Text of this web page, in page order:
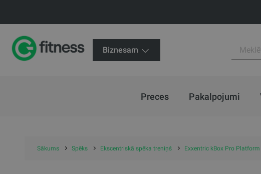
Biznesam
Preces Pakalpojumi
Sākums Spēks Ekscentriskā spēka treniņš Exxentric kBox Pro